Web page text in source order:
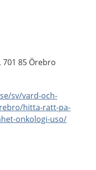
85 Örebro
sv/vard-och-
hitta-ratt-pa-
onkologi-uso/